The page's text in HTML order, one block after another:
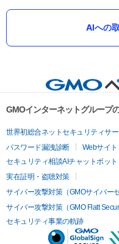
AIへの
GMOインターネットグループ
世界初総合ネットセキュリティサ
パスワード漏洩診断
Webサイ
セキュリティ相談AIチャットボット
実在証明・盗聴対策
サイバー攻撃対策（GMOサイバー
サイバー攻撃対策（GMO Flatt
セキュリティ事業の軌跡